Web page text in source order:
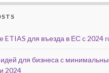
ETIAS для въезда в ЕС с 2024
для бизнеса с
2024